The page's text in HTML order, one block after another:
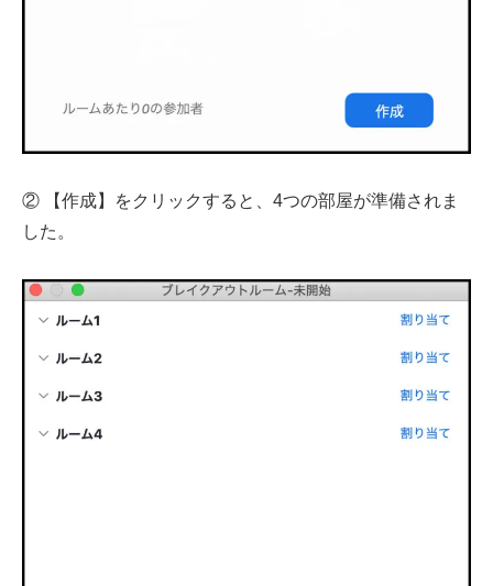
② 【作成】をクリックすると、4つの部屋が準備されま
した。